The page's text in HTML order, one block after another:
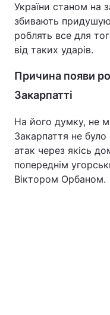
України станом на
збивають
роблять все для
від таких ударів.
Причина появи
Закарпатті
На його думку, не
Закарпаття не
атак через якісь
попереднім
Віктором Орбаном.